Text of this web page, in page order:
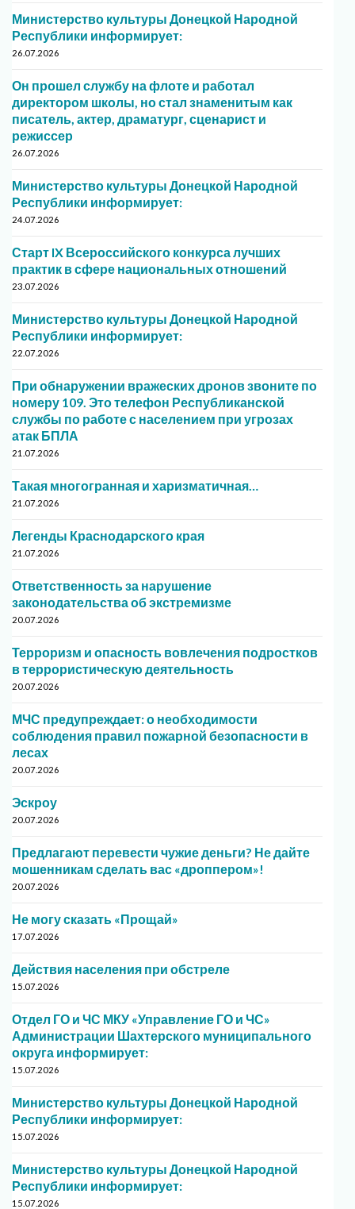
Министерство культуры Донецкой Народной
Республики информирует:
26.07.2026
Он прошел службу на флоте и работал
директором школы, но стал знаменитым как
писатель, актер, драматург, сценарист и
режиссер
26.07.2026
Министерство культуры Донецкой Народной
Республики информирует:
24.07.2026
Старт IX Всероссийского конкурса лучших
практик в сфере национальных отношений
23.07.2026
Министерство культуры Донецкой Народной
Республики информирует:
22.07.2026
При обнаружении вражеских дронов звоните по
номеру 109. Это телефон Республиканской
службы по работе с населением при угрозах
атак БПЛА
21.07.2026
Такая многогранная и харизматичная…
21.07.2026
Легенды Краснодарского края
21.07.2026
Ответственность за нарушение
законодательства об экстремизме
20.07.2026
Терроризм и опасность вовлечения подростков
в террористическую деятельность
20.07.2026
МЧС предупреждает: о необходимости
соблюдения правил пожарной безопасности в
лесах
20.07.2026
Эскроу
20.07.2026
Предлагают перевести чужие деньги? Не дайте
мошенникам сделать вас «дроппером»!
20.07.2026
Не могу сказать «Прощай»
17.07.2026
Действия населения при обстреле
15.07.2026
Отдел ГО и ЧС МКУ «Управление ГО и ЧС»
Администрации Шахтерского муниципального
округа информирует:
15.07.2026
Министерство культуры Донецкой Народной
Республики информирует:
15.07.2026
Министерство культуры Донецкой Народной
Республики информирует:
15.07.2026